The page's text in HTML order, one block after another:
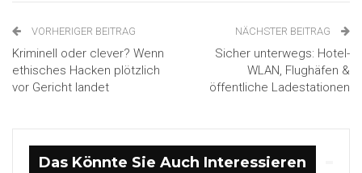
VORHERIGER BEITRAG
Kriminell oder clever? Wenn
ethisches Hacken plötzlich
vor Gericht landet
NÄCHSTER BEITRAG
Sicher unterwegs: Hotel-
WLAN, Flughäfen &
öffentliche Ladestationen
Das Könnte Sie Auch Interessieren